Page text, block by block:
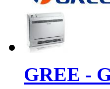
GREE -